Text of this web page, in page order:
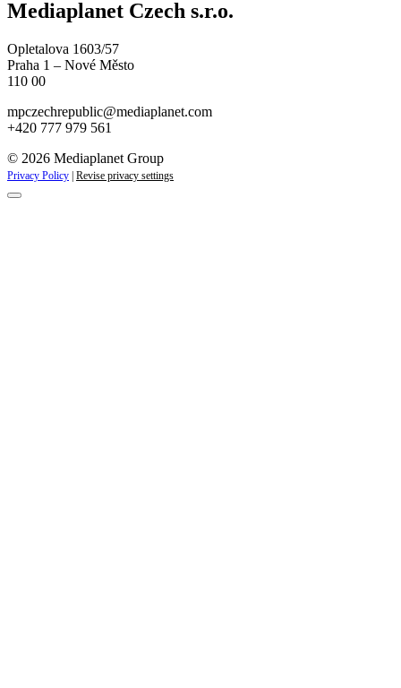
Mediaplanet Czech s.r.o.
Opletalova 1603/57
Praha 1 – Nové Město
110 00
mpczechrepublic@mediaplanet.com
+420 777 979 561
© 2026 Mediaplanet Group
Privacy Policy | Revise privacy settings